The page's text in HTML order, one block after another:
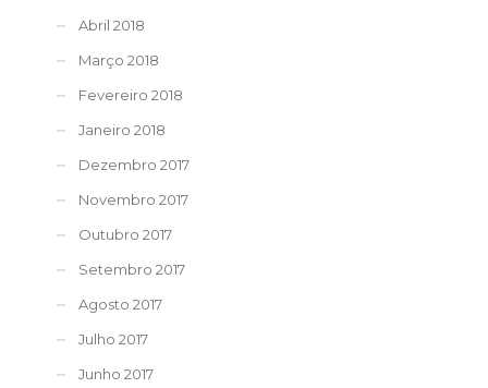
Abril 2018
Março 2018
Fevereiro 2018
Janeiro 2018
Dezembro 2017
Novembro 2017
Outubro 2017
Setembro 2017
Agosto 2017
Julho 2017
Junho 2017